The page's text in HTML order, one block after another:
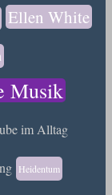
Ellen White
Musik
im Alltag
Heidentum